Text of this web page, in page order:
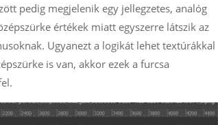
pedig megjelenik egy jellegzetes, analóg
értékek miatt egyszerre látszik az
Ugyanezt a logikát lehet textúrákkal
is van, akkor ezek a furcsa